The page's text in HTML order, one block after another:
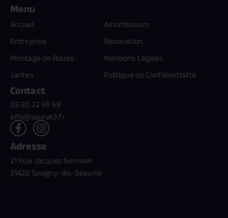
Menu
Accueil
Entreprise
Montage de Roues
Jantes
Amortisseurs
Rénovation
Mentions Légales
Politique de Confidentialité
Contact
03 80 22 96 68
info@seurat3.fr
Adresse
21 Rue Jacques Germain
21420 Savigny-lès-Beaune